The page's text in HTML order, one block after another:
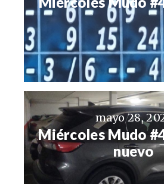
mayo 28,
Miércoles Mudo
nuevo